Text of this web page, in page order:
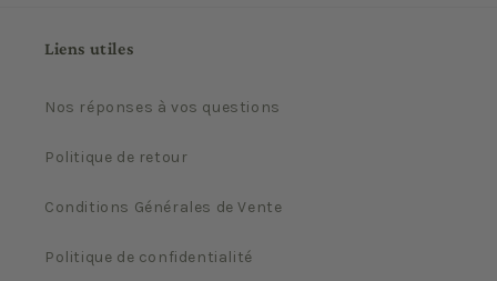
Liens utiles
Nos réponses à vos questions
Politique de retour
Conditions Générales de Vente
Politique de confidentialité